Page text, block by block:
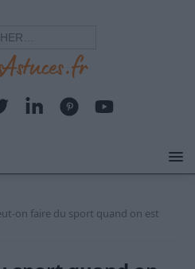
on faire du sport quand on est